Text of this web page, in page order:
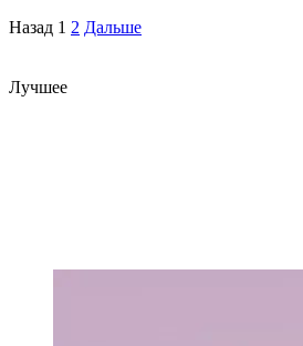
Назад 1 2 Дальше
Лучшее